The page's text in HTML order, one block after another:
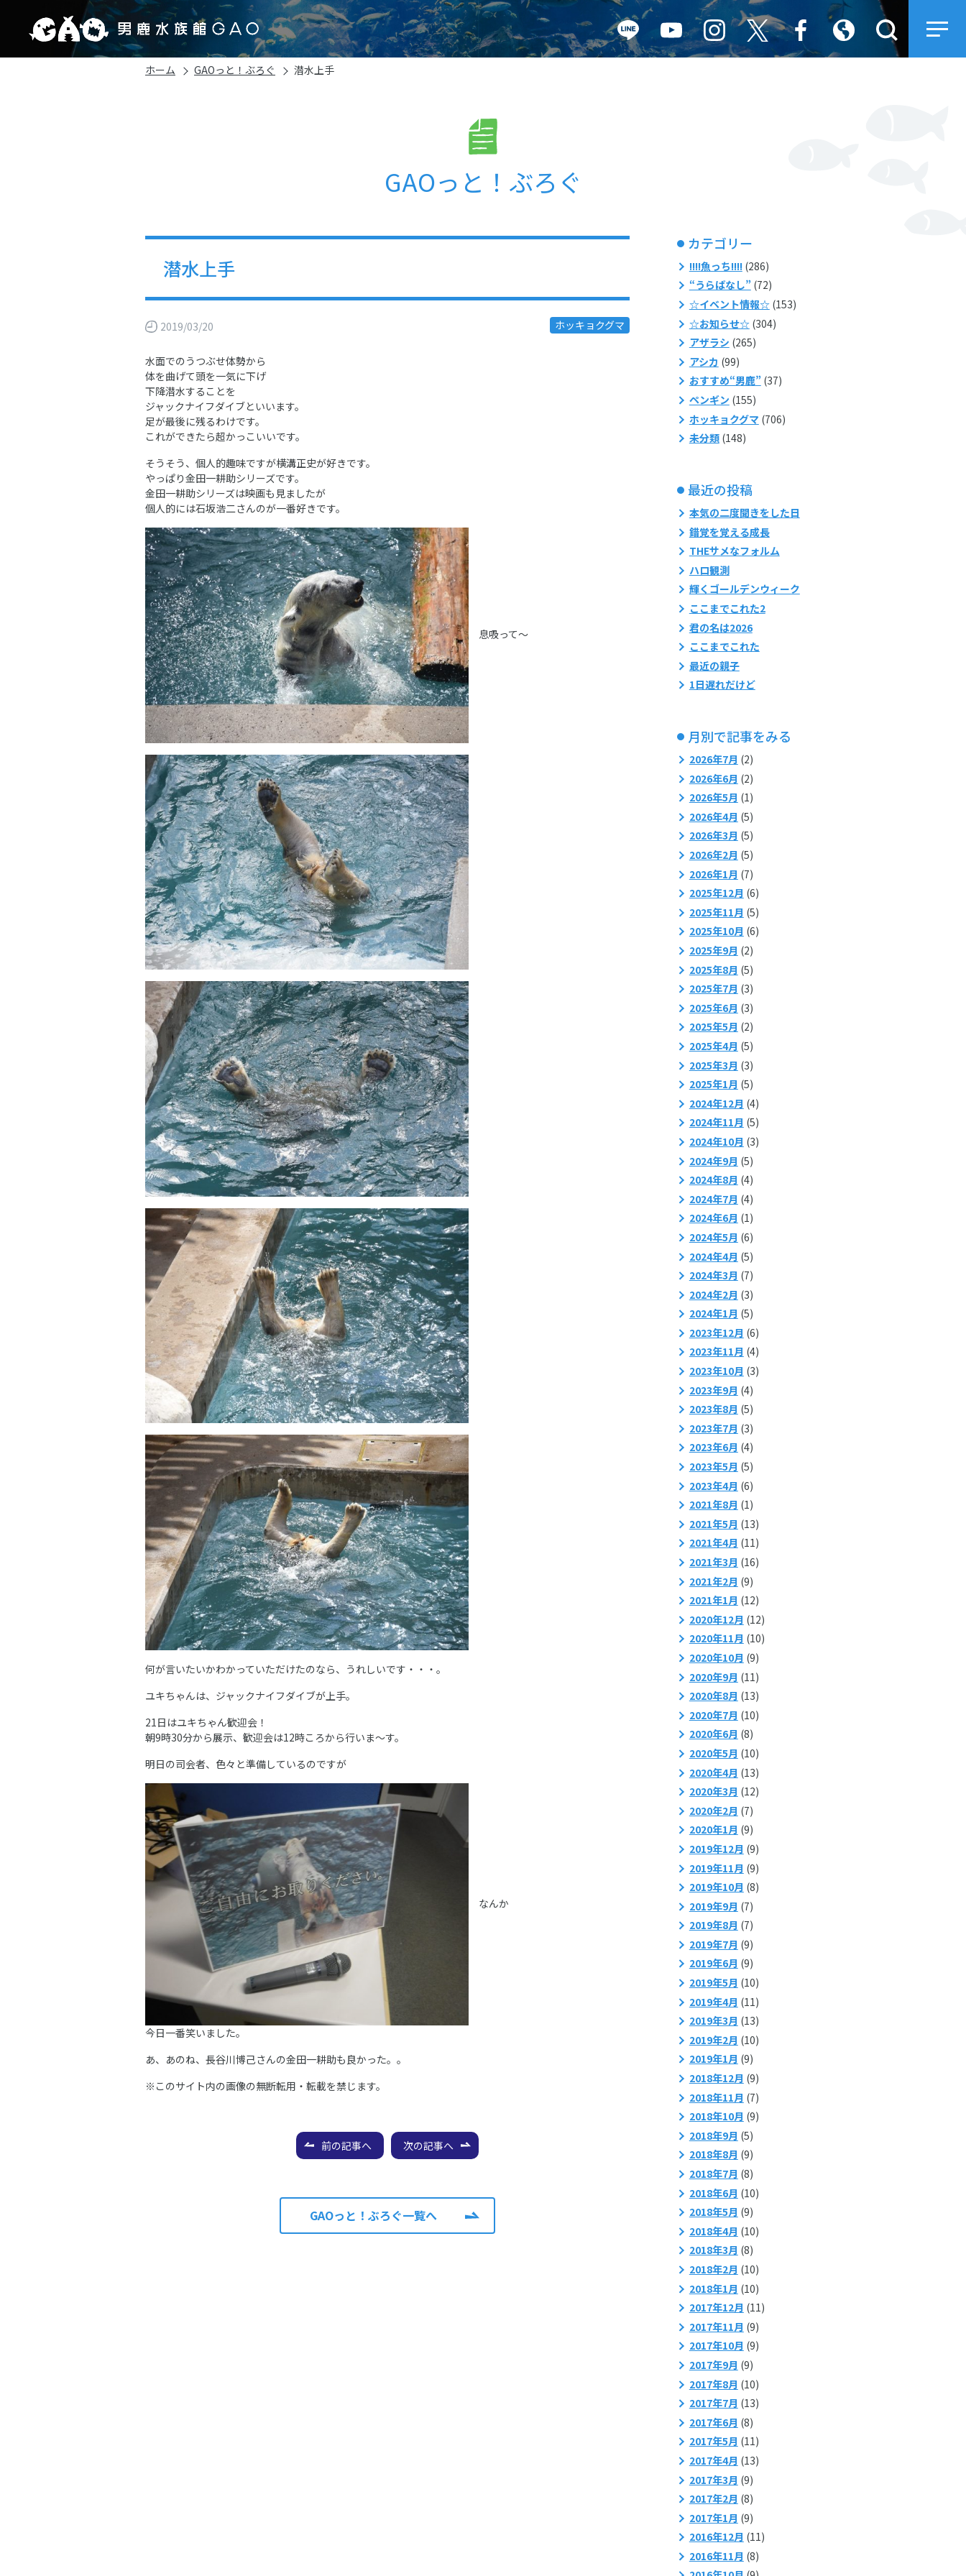
ホーム GAOっと！ぶろぐ 潜水上手
GAOっと！ぶろぐ
潜水上手
2019/03/20 ホッキョクグマ
水面でのうつぶせ体勢から
体を曲げて頭を一気に下げ
下降潜水することを
ジャックナイフダイブといいます。
足が最後に残るわけです。
これができたら超かっこいいです。
そうそう、個人的趣味ですが横溝正史が好きです。
やっぱり金田一耕助シリーズです。
金田一耕助シリーズは映画も見ましたが
個人的には石坂浩二さんのが一番好きです。
息吸って～
何が言いたいかわかっていただけたのなら、うれしいです・・・。
ユキちゃんは、ジャックナイフダイブが上手。
21日はユキちゃん歓迎会！
朝9時30分から展示、歓迎会は12時ころから行いま～す。
明日の司会者、色々と準備しているのですが
なんか
今日一番笑いました。
あ、あのね、長谷川博己さんの金田一耕助も良かった。。
※このサイト内の画像の無断転用・転載を禁じます。
前の記事へ 次の記事へ
GAOっと！ぶろぐ一覧へ
カテゴリー
!!!!魚っち!!!!(286)
“うらばなし”(72)
☆イベント情報☆(153)
☆お知らせ☆(304)
アザラシ (265)
アシカ (99)
おすすめ“男鹿”(37)
ペンギン (155)
ホッキョクグマ (706)
未分類(148)
最近の投稿
本気の二度聞きをした日
錯覚を覚える成長
THEサメなフォルム
ハロ観測
輝くゴールデンウィーク
ここまでこれた2
君の名は2026
ここまでこれた
最近の親子
1日遅れだけど
月別で記事をみる
2026年7月 (2)
2026年6月 (2)
2026年5月 (1)
2026年4月 (5)
2026年3月 (5)
2026年2月 (5)
2026年1月 (7)
2025年12月 (6)
2025年11月 (5)
2025年10月 (6)
2025年9月 (2)
2025年8月 (5)
2025年7月 (3)
2025年6月 (3)
2025年5月 (2)
2025年4月 (5)
2025年3月 (3)
2025年1月 (5)
2024年12月 (4)
2024年11月 (5)
2024年10月 (3)
2024年9月 (5)
2024年8月 (4)
2024年7月 (4)
2024年6月 (1)
2024年5月 (6)
2024年4月 (5)
2024年3月 (7)
2024年2月 (3)
2024年1月 (5)
2023年12月 (6)
2023年11月 (4)
2023年10月 (3)
2023年9月 (4)
2023年8月 (5)
2023年7月 (3)
2023年6月 (4)
2023年5月 (5)
2023年4月 (6)
2021年8月 (1)
2021年5月 (13)
2021年4月 (11)
2021年3月 (16)
2021年2月 (9)
2021年1月 (12)
2020年12月 (12)
2020年11月 (10)
2020年10月 (9)
2020年9月 (11)
2020年8月 (13)
2020年7月 (10)
2020年6月 (8)
2020年5月 (10)
2020年4月 (13)
2020年3月 (12)
2020年2月 (7)
2020年1月 (9)
2019年12月 (9)
2019年11月 (9)
2019年10月 (8)
2019年9月 (7)
2019年8月 (7)
2019年7月 (9)
2019年6月 (9)
2019年5月 (10)
2019年4月 (11)
2019年3月 (13)
2019年2月 (10)
2019年1月 (9)
2018年12月 (9)
2018年11月 (7)
2018年10月 (9)
2018年9月 (5)
2018年8月 (9)
2018年7月 (8)
2018年6月 (10)
2018年5月 (9)
2018年4月 (10)
2018年3月 (8)
2018年2月 (10)
2018年1月 (10)
2017年12月 (11)
2017年11月 (9)
2017年10月 (9)
2017年9月 (9)
2017年8月 (10)
2017年7月 (13)
2017年6月 (8)
2017年5月 (11)
2017年4月 (13)
2017年3月 (9)
2017年2月 (8)
2017年1月 (9)
2016年12月 (11)
2016年11月 (8)